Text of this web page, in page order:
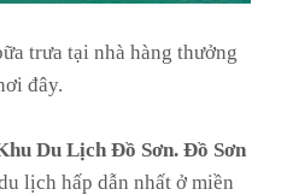
trưa tại nhà hàng thưởng
đây.
Du Lịch Đồ Sơn. Đồ Sơn
lịch hấp dẫn nhất ở miền